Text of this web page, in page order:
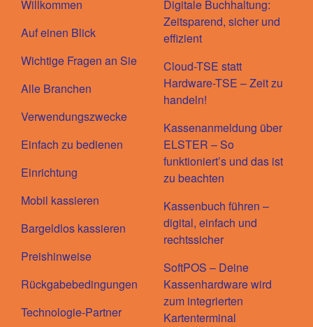
Willkommen
Auf einen Blick
Wichtige Fragen an Sie
Alle Branchen
Verwendungszwecke
Einfach zu bedienen
Einrichtung
Mobil kassieren
Bargeldlos kassieren
Preishinweise
Rückgabebedingungen
Technologie-Partner
Digitale Buchhaltung:
Zeitsparend, sicher und
effizient
Cloud-TSE statt
Hardware-TSE – Zeit zu
handeln!
Kassenanmeldung über
ELSTER – So
funktioniert’s und das ist
zu beachten
Kassenbuch führen –
digital, einfach und
rechtssicher
SoftPOS – Deine
Kassenhardware wird
zum integrierten
Kartenterminal